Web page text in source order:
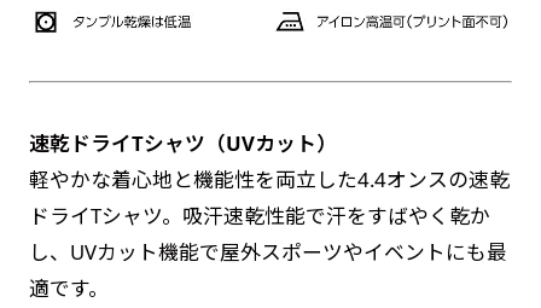
速乾ドライTシャツ（UVカット）
軽やかな着心地と機能性を両立した4.4オンスの速乾
ドライTシャツ。吸汗速乾性能で汗をすばやく乾か
し、UVカット機能で屋外スポーツやイベントにも最
適です。
か所つけて疑似的にのれんのような幕をつくりま
レギュラーのれんとの違いは縦のサイズが異なり
ます。（レギュラーのれん縦50cm／レギュラー
スリムのれん縦30cm）お店の入口付近の装飾に
是非！
るに近くなるイメージ）一般的な方法は、旗の
お急ぎ［ +330円 ］
お急ぎは翌営業日発送（基本12時締め切り)枚数
によって対応できない場合、ギリギリでも対応
できる場合もあります。防炎加工、トロピカル